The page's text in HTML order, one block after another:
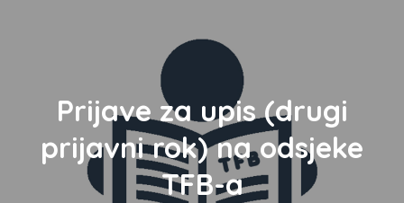
Prijave za upis (drugi
prijavni rok) na odsjeke
TFB-a